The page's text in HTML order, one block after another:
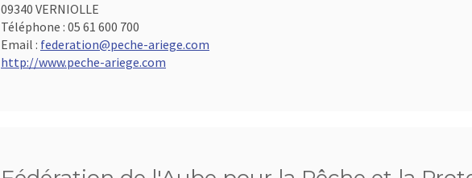
09340 VERNIOLLE
Téléphone : 05 61 600 700
Email : federation@peche-ariege.com
http://www.peche-ariege.com